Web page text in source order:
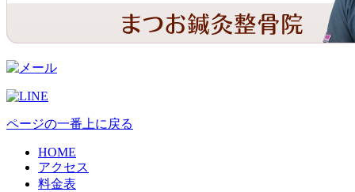
ページの一番上に戻る
HOME
アクセス
料金表